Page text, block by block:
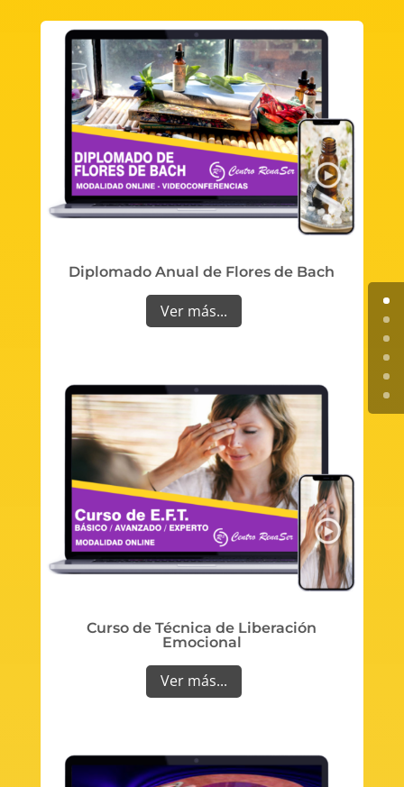
Diplomado Anual de Flores de Bach
Ver más...
Curso de Técnica de Liberación
Emocional
Ver más...